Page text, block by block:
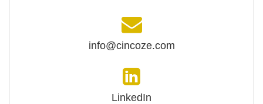
info@cincoze.com
LinkedIn